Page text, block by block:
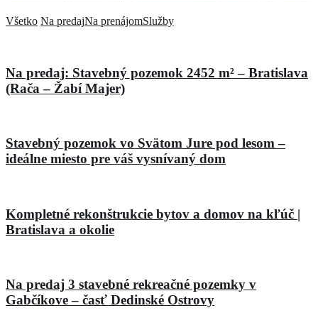
Všetko Na predajNa prenájomSlužby
Na predaj: Stavebný pozemok 2452 m² – Bratislava
(Rača – Žabí Majer)
Stavebný pozemok vo Svätom Jure pod lesom –
ideálne miesto pre váš vysnívaný dom
Kompletné rekonštrukcie bytov a domov na kľúč |
Bratislava a okolie
Na predaj 3 stavebné rekreačné pozemky v
Gabčíkove – časť Dedinské Ostrovy